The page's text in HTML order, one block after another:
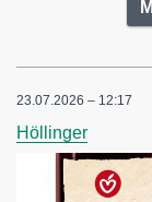
23.07.2026 – 12:17
Höllinger